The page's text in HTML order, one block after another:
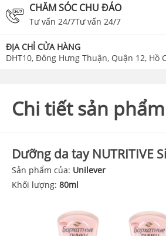
CHĂM SÓC CHU ĐÁO
Tư vấn 24/7Tư vấn 24/7
ĐỊA CHỈ CỬA HÀNG
DHT10, Đông Hưng Thuận, Quận 12, Hồ
Chi tiết sản phẩm
Dưỡng da tay NUTRITIVE
Sản phẩm của: Unilever
Khối lượng: 80ml